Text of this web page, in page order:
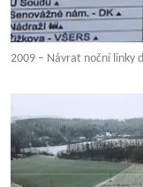
2009 – Návrat noční linky